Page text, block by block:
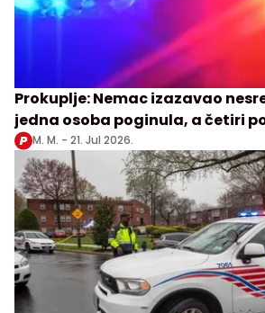
Prokuplje: Nemac izazavao
jedna osoba poginula, a četiri
M. M. - 21. Jul 2026.